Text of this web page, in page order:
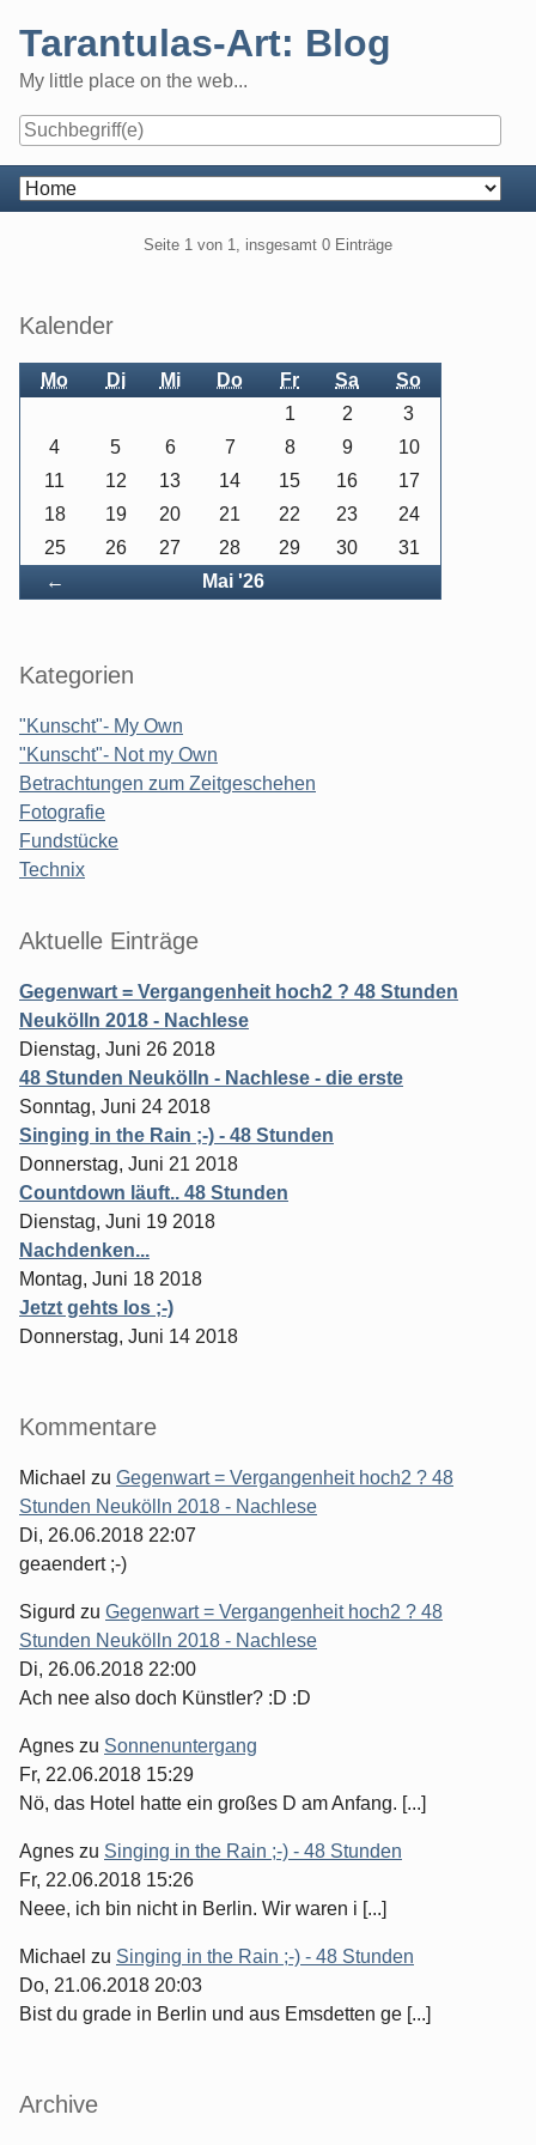
content
Tarantulas-Art: Blog
My little place on the web...
Navigation
Seite 1 von 1, insgesamt 0 Einträge
Seitenleiste
Kalender
Mo Di Mi Do Fr Sa So
← Mai '26
1 2
3
4
5 6 7 8 9
10
11
12 13 14 15 16
17
18
19 20 21 22 23
24
25
26 27 28 29 30 31
Kategorien
"Kunscht"- My Own
"Kunscht"- Not my Own
Betrachtungen zum Zeitgeschehen
Fotografie
Fundstücke
Technix
Aktuelle Einträge
Gegenwart = Vergangenheit hoch2 ? 48 Stunden
Neukölln 2018 - Nachlese
Dienstag, Juni 26 2018
48 Stunden Neukölln - Nachlese - die erste
Sonntag, Juni 24 2018
Singing in the Rain ;-) - 48 Stunden
Donnerstag, Juni 21 2018
Countdown läuft.. 48 Stunden
Dienstag, Juni 19 2018
Nachdenken...
Montag, Juni 18 2018
Jetzt gehts los ;-)
Donnerstag, Juni 14 2018
Kommentare
Michael zu Gegenwart = Vergangenheit hoch2 ? 48
Stunden Neukölln 2018 - Nachlese
Di, 26.06.2018 22:07
geaendert ;-)
Sigurd zu Gegenwart = Vergangenheit hoch2 ? 48
Stunden Neukölln 2018 - Nachlese
Di, 26.06.2018 22:00
Ach nee also doch Künstler? :D :D
Agnes zu Sonnenuntergang
Fr, 22.06.2018 15:29
Nö, das Hotel hatte ein großes D am Anfang. [...]
Agnes zu Singing in the Rain ;-) - 48 Stunden
Fr, 22.06.2018 15:26
Neee, ich bin nicht in Berlin. Wir waren i [...]
Michael zu Singing in the Rain ;-) - 48 Stunden
Do, 21.06.2018 20:03
Bist du grade in Berlin und aus Emsdetten ge [...]
Archive